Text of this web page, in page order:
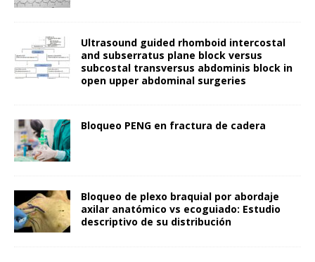
Ultrasound guided rhomboid intercostal
and subserratus plane block versus
subcostal transversus abdominis block in
open upper abdominal surgeries
Bloqueo PENG en fractura de cadera
Bloqueo de plexo braquial por abordaje
axilar anatómico vs ecoguiado: Estudio
descriptivo de su distribución